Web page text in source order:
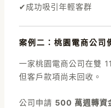
✔成功吸引年輕客群
案例二：桃園電商公司
一家桃園電商公司在雙
但客戶款項尚未回收。
公司申請 500 萬週轉資